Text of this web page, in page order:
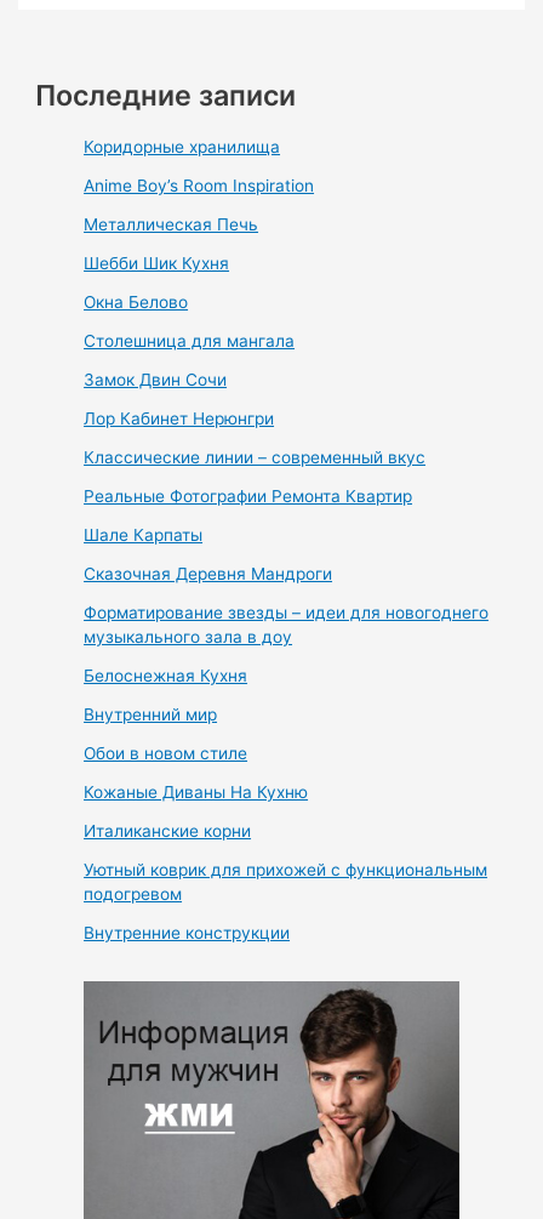
Последние записи
Коридорные хранилища
Anime Boy’s Room Inspiration
Металлическая Печь
Шебби Шик Кухня
Окна Белово
Столешница для мангала
Замок Двин Сочи
Лор Кабинет Нерюнгри
Классические линии – современный вкус
Реальные Фотографии Ремонта Квартир
Шале Карпаты
Сказочная Деревня Мандроги
Форматирование звезды – идеи для новогоднего
музыкального зала в доу
Белоснежная Кухня
Внутренний мир
Обои в новом стиле
Кожаные Диваны На Кухню
Италиканские корни
Уютный коврик для прихожей с функциональным
подогревом
Внутренние конструкции